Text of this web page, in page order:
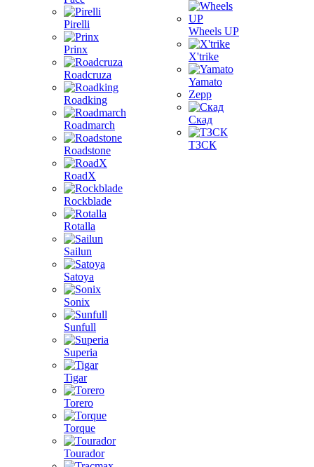
Pirelli
Prinx
Roadcruza
Roadking
Roadmarch
Roadstone
RoadX
Rockblade
Rotalla
Sailun
Satoya
Sonix
Sunfull
Superia
Tigar
Torero
Torque
Tourador
Wheels UP
X'trike
Yamato
Zepp
Скад
ТЗСК